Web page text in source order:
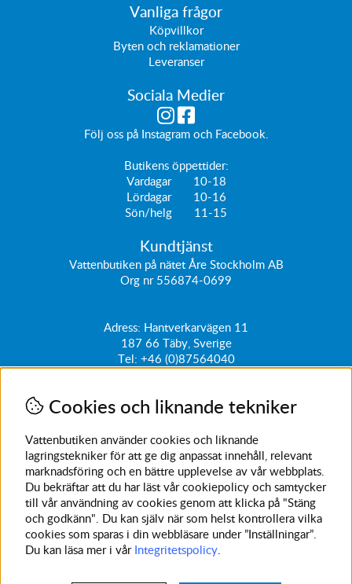
Vanliga frågor
Köpvillkor
Byten och reklamationer
Leveranser
Sociala Medier
Följ oss på Instagramoch Facebook
Butikens öppettider:
Vardagar 10-18
Lördagar 10-16
Sön/helg 11-15
Kundtjänst
Vattenbutiken på nätet Åre Stockholm AB
Org nr 556874-0699
Adress: Hantverkarvägen 11
187 66 Täby, Sverige
Tel: +46 (0)87564040
kundtjanst@vattenbutiken.se
Få vårt nyhetsbrev
Ange din e-post nedan för att ta del av nyheter och
erbjudanden
SKICKA
Avanmäl nyhetsbrev
Cookies och liknande tekniker
Vattenbutiken använder cookies och liknande
lagringstekniker för att ge dig anpassat innehåll, relevant
marknadsföring och en bättre upplevelse av vår webbplats.
Du bekräftar att du har läst vår cookiepolicy och samtycker
till vår användning av cookies genom att klicka på "Stäng
och godkänn". Du kan själv när som helst kontrollera vilka
cookies som sparas i din webbläsare under ”Inställningar”.
Du kan läsa mer i vår Integritetspolicy.